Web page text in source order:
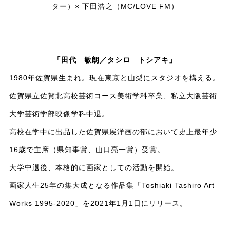
ター）× 下田浩之（MC/LOVE FM）
「田代 敏朗／タシロ トシアキ」
1980年佐賀県生まれ。現在東京と山梨にスタジオを構える。
佐賀県立佐賀北高校芸術コース美術学科卒業、私立大阪芸術
大学芸術学部映像学科中退。
高校在学中に出品した佐賀県展洋画の部において史上最年少
16歳で主席（県知事賞、山口亮一賞）受賞。
大学中退後、本格的に画家としての活動を開始。
画家人生25年の集大成となる作品集「Toshiaki Tashiro Art
Works 1995-2020」を2021年1月1日にリリース。